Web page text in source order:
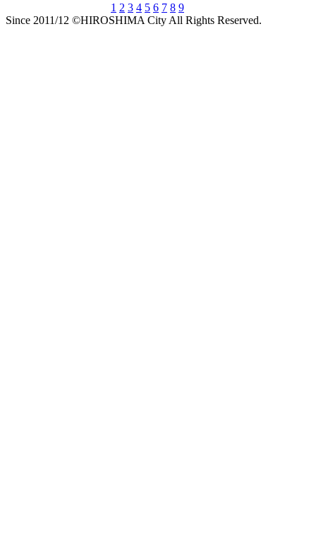
1 2 3 4 5 6 7 8 9
Since 2011/12 ©HIROSHIMA City All Rights Reserved.